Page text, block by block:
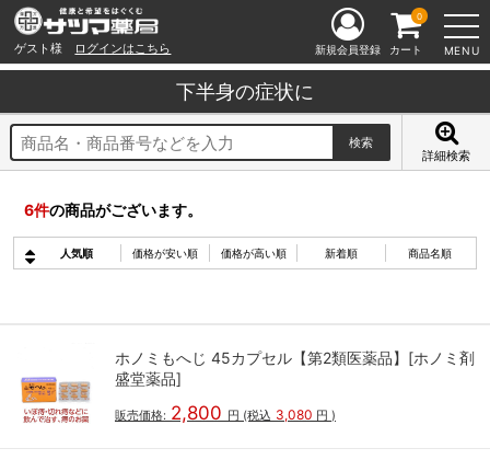
ゲスト様 ログインはこちら MENU
新規会員登録 カート
0
下半身の症状に
詳細検索
6件の商品がございます。
人気順 価格が安い順 価格が高い順 新着順 商品名順
ホノミもへじ 45カプセル【第2類医薬品】[ホノミ剤
盛堂薬品]
販売価格: 2,800 円 (税込 3,080 円 )